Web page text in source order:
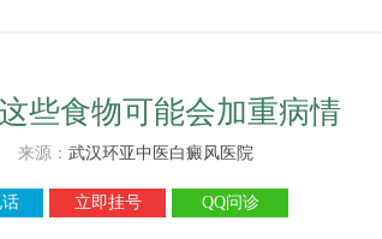
些食物可能会加重病情
来源： 武汉环亚中医白癜风医院
立即挂号 QQ问诊